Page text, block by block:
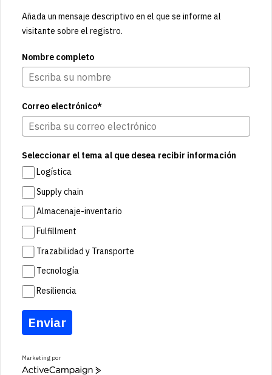
Añada un mensaje descriptivo en el que se informe al
visitante sobre el registro.
Nombre completo
Correo electrónico*
Seleccionar el tema al que desea recibir información
Logística
Supply chain
Almacenaje-inventario
Fulfillment
Trazabilidad y Transporte
Tecnología
Resiliencia
Enviar
Marketing por
A